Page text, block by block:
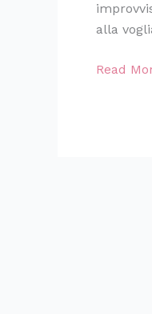
alla
Read